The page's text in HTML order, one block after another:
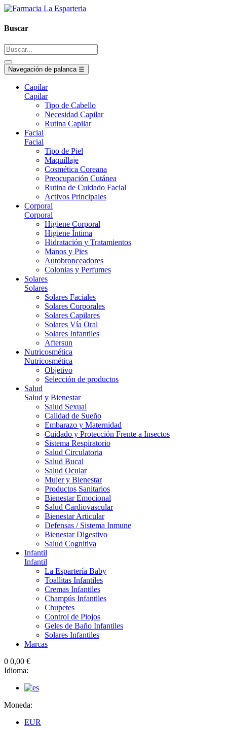
Buscar
Navegación de palanca ☰
Capilar
Capilar
Tipo de Cabello
Necesidad Capilar
Rutina Capilar
Facial
Facial
Tipo de Piel
Maquillaje
Cosmética Coreana
Preocupación Cutánea
Rutina de Cuidado Facial
Activos Principales
Corporal
Corporal
Higiene Corporal
Higiene Íntima
Hidratación y Tratamientos
Manos y Pies
Autobronceadores
Colonias y Perfumes
Solares
Solares
Solares Faciales
Solares Corporales
Solares Capilares
Solares Vía Oral
Solares Infantiles
Aftersun
Nutricosmética
Nutricosmética
Objetivo
Selección de productos
Salud
Salud y Bienestar
Salud Sexual
Calidad de Sueño
Embarazo y Maternidad
Cuidado y Protección Frente a Insectos
Sistema Respiratorio
Salud Circulatoria
Salud Bucal
Salud Ocular
Mujer y Bienestar
Productos Sanitarios
Bienestar Emocional
Salud Cardiovascular
Bienestar Articular
Defensas / Sistema Inmune
Bienestar Digestivo
Salud Cognitiva
Infantil
Infantil
La Espartería Baby
Toallitas Infantiles
Cremas Infantiles
Champús Infantiles
Chupetes
Control de Piojos
Geles de Baño Infantiles
Solares Infantiles
Marcas
0 0,00 €
Idioma:
Moneda:
EUR